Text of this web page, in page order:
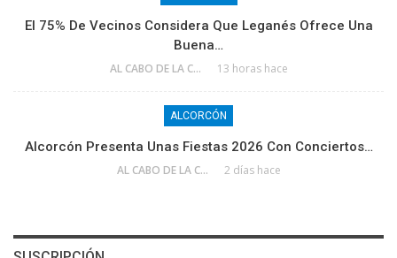
El 75% De Vecinos Considera Que Leganés Ofrece Una
Buena…
AL CABO DE LA CALLE 13 horas hace
ALCORCÓN
Alcorcón Presenta Unas Fiestas 2026 Con Conciertos…
AL CABO DE LA CALLE 2 días hace